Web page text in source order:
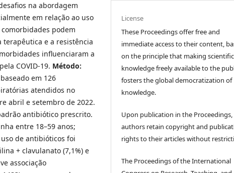
na abordagem
em relação ao uso
podem
e a resistência
influenciaram a
COVID-19. Método:
em 126
atendidos no
abril e setembro de 2022.
antibiótico prescrito.
entre 18–59 anos;
de antibióticos foi
+ clavulanato (7,1%) e
associação
License
These Proceedings offer free and
immediate access to their content,
on the principle that making scientific
knowledge freely available to the
fosters the global democratization of
knowledge.
Upon publication in the Proceedings,
authors retain copyright and
rights to their articles without
The Proceedings of the International